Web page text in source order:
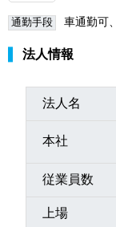
通勤手段 車通勤可
法人情報
法人名
本社
従業員数
上場